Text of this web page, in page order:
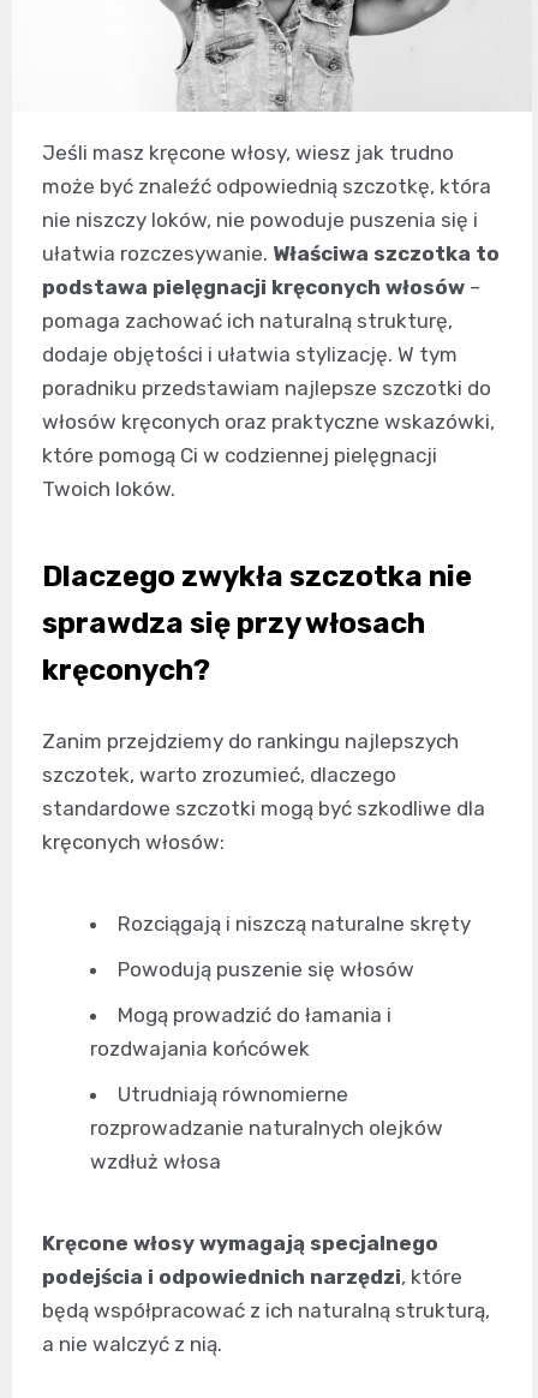
Jeśli masz kręcone włosy, wiesz jak trudno
może być znaleźć odpowiednią szczotkę, która
nie niszczy loków, nie powoduje puszenia się i
ułatwia rozczesywanie. Właściwa szczotka to
podstawa pielęgnacji kręconych włosów –
pomaga zachować ich naturalną strukturę,
dodaje objętości i ułatwia stylizację. W tym
poradniku przedstawiam najlepsze szczotki do
włosów kręconych oraz praktyczne wskazówki,
które pomogą Ci w codziennej pielęgnacji
Twoich loków.
Dlaczego zwykła szczotka nie
sprawdza się przy włosach
kręconych?
Zanim przejdziemy do rankingu najlepszych
szczotek, warto zrozumieć, dlaczego
standardowe szczotki mogą być szkodliwe dla
kręconych włosów:
Rozciągają i niszczą naturalne skręty
Powodują puszenie się włosów
Mogą prowadzić do łamania i
rozdwajania końcówek
Utrudniają równomierne
rozprowadzanie naturalnych olejków
wzdłuż włosa
Kręcone włosy wymagają specjalnego
podejścia i odpowiednich narzędzi, które
będą współpracować z ich naturalną strukturą,
a nie walczyć z nią.